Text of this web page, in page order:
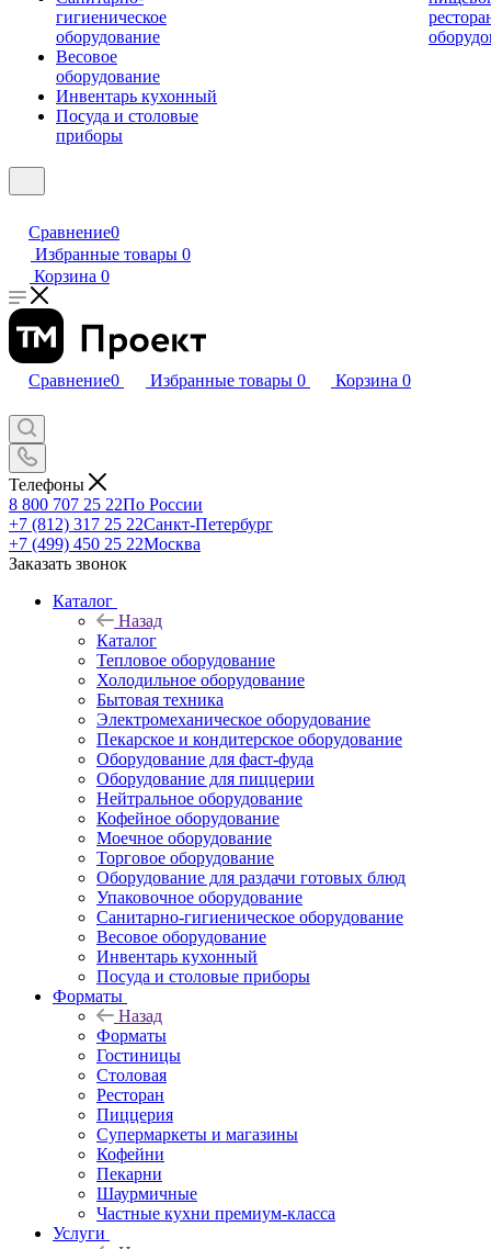
гигиеническое
оборудование
Весовое
оборудование
Инвентарь кухонный
Посуда и столовые
приборы
Сравнение0
Избранные товары 0
Корзина 0
Сравнение0 Избранные товары 0 Корзина 0
Телефоны
8 800 707 25 22По России
+7 (812) 317 25 22Санкт-Петербург
+7 (499) 450 25 22Москва
Заказать звонок
Каталог
Назад
Каталог
Тепловое оборудование
Холодильное оборудование
Бытовая техника
Электромеханическое оборудование
Пекарское и кондитерское оборудование
Оборудование для фаст-фуда
Оборудование для пиццерии
Нейтральное оборудование
Кофейное оборудование
Моечное оборудование
Торговое оборудование
Оборудование для раздачи готовых блюд
Упаковочное оборудование
Санитарно-гигиеническое оборудование
Весовое оборудование
Инвентарь кухонный
Посуда и столовые приборы
Форматы
Назад
Форматы
Гостиницы
Столовая
Ресторан
Пиццерия
Супермаркеты и магазины
Кофейни
Пекарни
Шаурмичные
Частные кухни премиум-класса
Услуги